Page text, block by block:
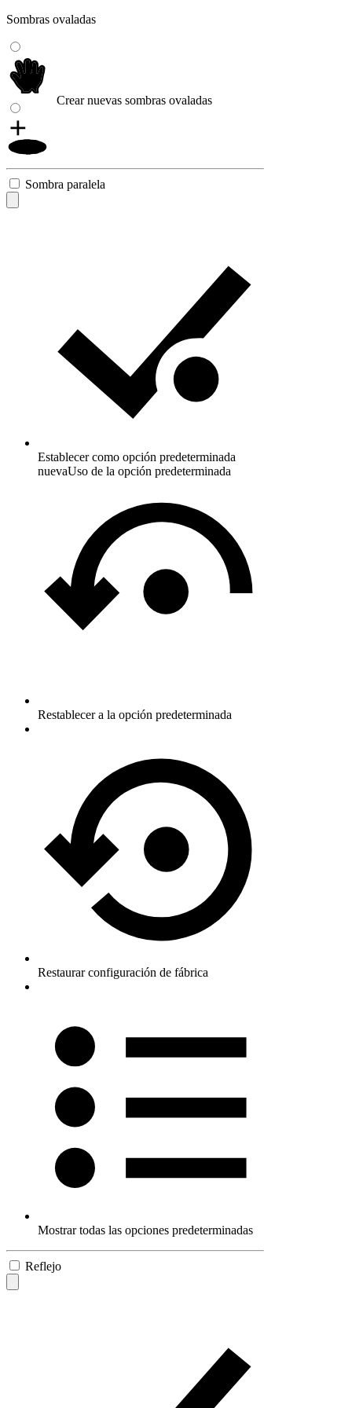
Sombras ovaladas
Crear nuevas sombras ovaladas
Sombra paralela
Establecer como opción predeterminada
nuevaUso de la opción predeterminada
Restablecer a la opción predeterminada
Restaurar configuración de fábrica
Mostrar todas las opciones predeterminadas
Reflejo